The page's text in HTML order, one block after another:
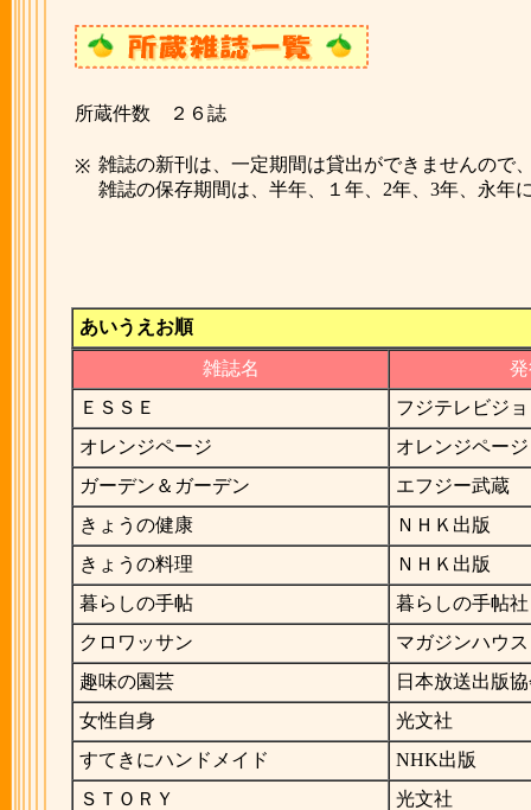
所蔵件数 ２６誌
※ 雑誌の新刊は、一定期間は貸出ができませんので
雑誌の保存期間は、半年、１年、2年、3年、永年
あいうえお順
雑誌名
ＥＳＳＥ
フジテレビジ
オレンジページ
オレンジページ
ガーデン＆ガーデン
エフジー武蔵
きょうの健康
ＮＨＫ出版
きょうの料理
ＮＨＫ出版
暮らしの手帖
暮らしの手帖社
クロワッサン
マガジンハウス
趣味の園芸
日本放送出版
女性自身
光文社
すてきにハンドメイド
NHK出版
ＳＴＯＲＹ
光文社